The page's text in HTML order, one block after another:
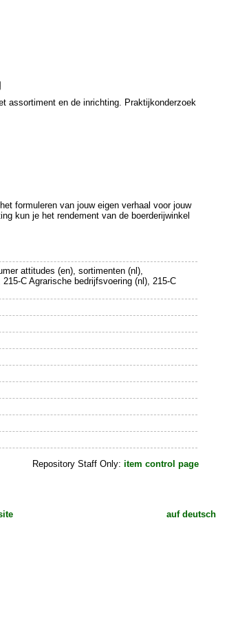
assortiment en de inrichting. Praktijkonderzoek
formuleren van jouw eigen verhaal voor jouw
kun je het rendement van de boerderijwinkel
attitudes (en), sortimenten (nl),
C Agrarische bedrijfsvoering (nl), 215-C
Repository Staff Only: item control page
auf deutsch